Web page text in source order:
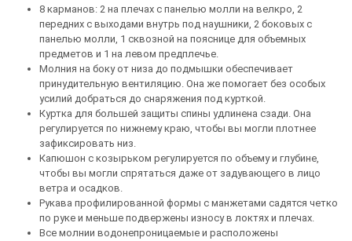
8 карманов: 2 на плечах с панелью молли на велкро, 2
передних с выходами внутрь под наушники, 2 боковых с
панелью молли, 1 сквозной на пояснице для объемных
предметов и 1 на левом предплечье.
Молния на боку от низа до подмышки обеспечивает
принудительную вентиляцию. Она же помогает без особых
усилий добраться до снаряжения под курткой.
Куртка для большей защиты спины удлинена сзади. Она
регулируется по нижнему краю, чтобы вы могли плотнее
зафиксировать низ.
Капюшон с козырьком регулируется по объему и глубине,
чтобы вы могли спрятаться даже от задувающего в лицо
ветра и осадков.
Рукава профилированной формы с манжетами садятся четко
по руке и меньше подвержены износу в локтях и плечах.
Все молнии водонепроницаемые и расположены